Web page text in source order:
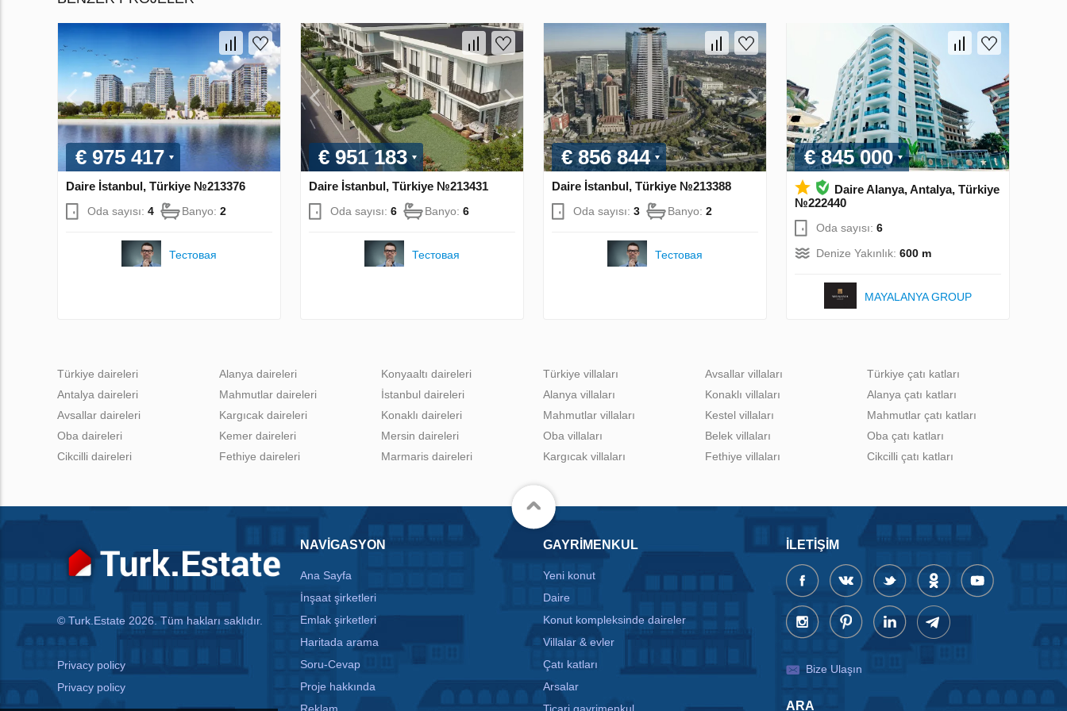
€ 975 417
Daire İstanbul, Türkiye №213376
Oda sayısı: 4 Banyo: 2
Тестовая
€ 951 183
Daire İstanbul, Türkiye №213431
Oda sayısı: 6 Banyo: 6
Тестовая
€ 856 844
Daire İstanbul, Türkiye №213388
Oda sayısı: 3 Banyo: 2
Тестовая
€ 845 000
Daire Alanya, Antalya, Türkiye
№222440
Oda sayısı: 6
Denize Yakınlık: 600 m
MAYALANYA GROUP
Türkiye daireleri
Antalya daireleri
Avsallar daireleri
Oba daireleri
Cikcilli daireleri
Alanya daireleri
Mahmutlar daireleri
Kargıcak daireleri
Kemer daireleri
Fethiye daireleri
Konyaaltı daireleri
İstanbul daireleri
Konaklı daireleri
Mersin daireleri
Marmaris daireleri
Türkiye villaları
Alanya villaları
Mahmutlar villaları
Oba villaları
Kargıcak villaları
Avsallar villaları
Konaklı villaları
Kestel villaları
Belek villaları
Fethiye villaları
Türkiye çatı katları
Alanya çatı katları
Mahmutlar çatı katları
Oba çatı katları
Cikcilli çatı katları
© Turk.Estate 2026. Tüm hakları saklıdır.
Privacy policy
Privacy policy
NAVIGASYON
Ana Sayfa
İnşaat şirketleri
Emlak şirketleri
Haritada arama
Soru-Cevap
Proje hakkında
Reklam
GAYRIMENKUL
Yeni konut
Daire
Konut kompleksinde daireler
Villalar & evler
Çatı katları
Arsalar
Ticari gayrimenkul
İLETIŞIM
Bize Ulaşın
ARA